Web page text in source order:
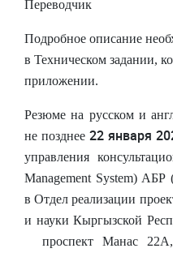
Переводчик
Подробное описание
в Техническом задании,
приложении.
Резюме на русском и
не позднее 22 января
управления
Management System) АБР
в Отдел реализации
и науки Кыргызской
проспект Манас